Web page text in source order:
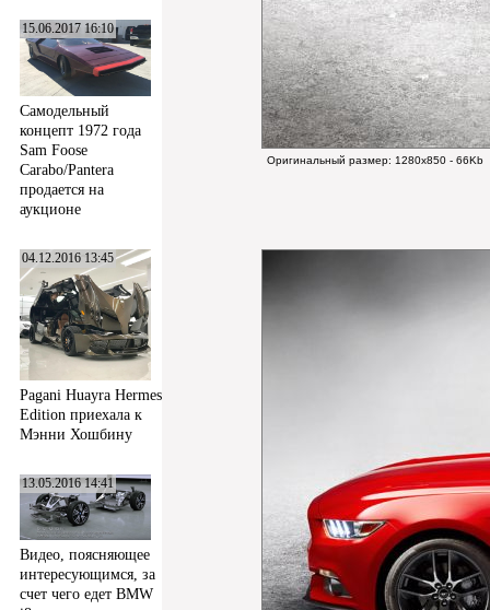
15.06.2017 16:10
Самодельный
концепт 1972 года
Sam Foose
Carabo/Pantera
продается на
аукционе
04.12.2016 13:45
Pagani Huayra Hermes
Edition приехала к
Мэнни Хошбину
13.05.2016 14:41
Видео, поясняющее
интересующимся, за
счет чего едет BMW
Оригинальный размер: 1280x850 - 66Kb